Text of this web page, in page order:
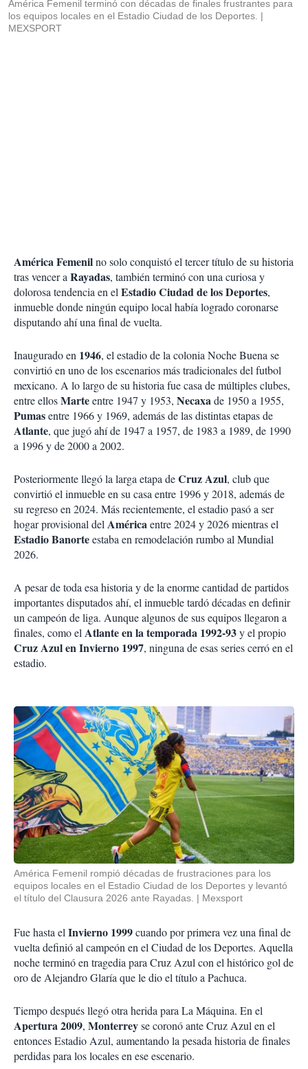
América Femenil terminó con décadas de finales frustrantes para
los equipos locales en el Estadio Ciudad de los Deportes.
MEXSPORT
América Femenilno solo conquistó el tercer título de su historia
tras vencer aRayadas, también terminó con una curiosa y
dolorosa tendencia en elEstadio Ciudad de los Deportes,
inmueble donde ningún equipo local había logrado coronarse
disputando ahí una final de vuelta.
Inaugurado en 1946, el estadio de la colonia Noche Buena se
convirtió en uno de los escenarios más tradicionales del futbol
mexicano. A lo largo de su historia fue casa de múltiples clubes,
entre ellosMarteentre 1947 y 1953, Necaxade 1950 a 1955,
Pumasentre 1966 y 1969, además de las distintas etapas de
Atlante, que jugó ahí de 1947 a 1957, de 1983 a 1989, de 1990
a 1996 y de 2000 a 2002.
Posteriormente llegó la larga etapa deCruz Azul, club que
convirtió el inmueble en su casa entre 1996 y 2018, además de
su regreso en 2024. Más recientemente, el estadio pasó a ser
hogar provisional delAméricaentre 2024 y 2026 mientras el
Estadio Banorteestaba en remodelación rumbo al Mundial
2026.
A pesar de toda esa historia y de la enorme cantidad de partidos
importantes disputados ahí, el inmueble tardó décadas en definir
un campeón de liga. Aunque algunos de sus equipos llegaron a
finales, como elAtlante en la temporada 1992-93y el propio
Cruz Azul en Invierno 1997, ninguna de esas series cerró en el
estadio.
América Femenil rompió décadas de frustraciones para los
equipos locales en el Estadio Ciudad de los Deportes y levantó
el título del Clausura 2026 ante Rayadas.
Mexsport
Fue hasta elInvierno 1999cuando por primera vez una final de
vuelta definió al campeón en el Ciudad de los Deportes. Aquella
noche terminó en tragedia para Cruz Azul con el histórico gol de
oro de Alejandro Glaría que le dio el título a Pachuca.
Tiempo después llegó otra herida para La Máquina. En el
Apertura 2009, Monterreyse coronó ante Cruz Azul en el
entonces Estadio Azul, aumentando la pesada historia de finales
perdidas para los locales en ese escenario.